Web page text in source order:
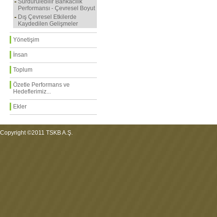
Sürdürülebilir Bankacılık
Performansı - Çevresel Boyut
Dış Çevresel Etkilerde
Kaydedilen Gelişmeler
Yönetişim
İnsan
Toplum
Özetle Performans ve
Hedeflerimiz...
Ekler
Copyright ©2011 TSKB A.Ş.